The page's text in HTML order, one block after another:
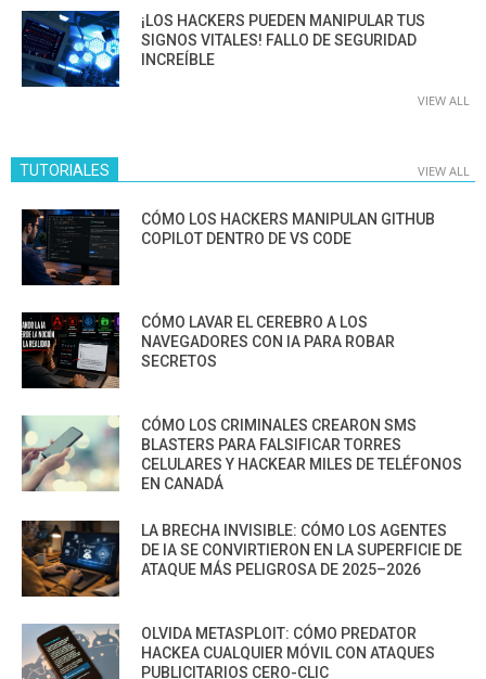
¡LOS HACKERS PUEDEN MANIPULAR TUS
SIGNOS VITALES! FALLO DE SEGURIDAD
INCREÍBLE
VIEW ALL
TUTORIALES VIEW ALL
CÓMO LOS HACKERS MANIPULAN GITHUB
COPILOT DENTRO DE VS CODE
CÓMO LAVAR EL CEREBRO A LOS
NAVEGADORES CON IA PARA ROBAR
SECRETOS
CÓMO LOS CRIMINALES CREARON SMS
BLASTERS PARA FALSIFICAR TORRES
CELULARES Y HACKEAR MILES DE TELÉFONOS
EN CANADÁ
LA BRECHA INVISIBLE: CÓMO LOS AGENTES
DE IA SE CONVIRTIERON EN LA SUPERFICIE DE
ATAQUE MÁS PELIGROSA DE 2025–2026
OLVIDA METASPLOIT: CÓMO PREDATOR
HACKEA CUALQUIER MÓVIL CON ATAQUES
PUBLICITARIOS CERO-CLIC